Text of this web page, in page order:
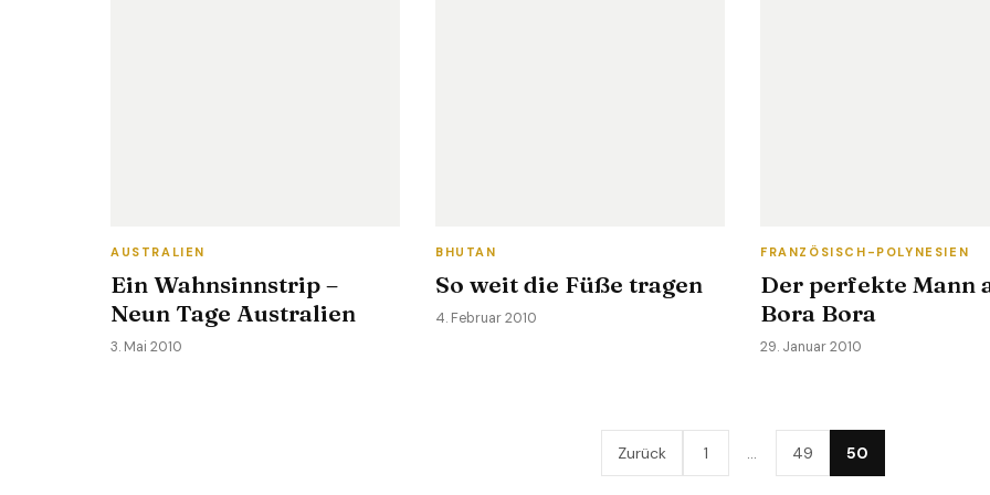
AUSTRALIEN
Ein Wahnsinnstrip –
Neun Tage Australien
3. Mai 2010
BHUTAN
So weit die Füße tragen
4. Februar 2010
FRANZÖSISCH-POLYNESIEN
Der perfekte Mann
Bora Bora
29. Januar 2010
Zurück 1 49 50